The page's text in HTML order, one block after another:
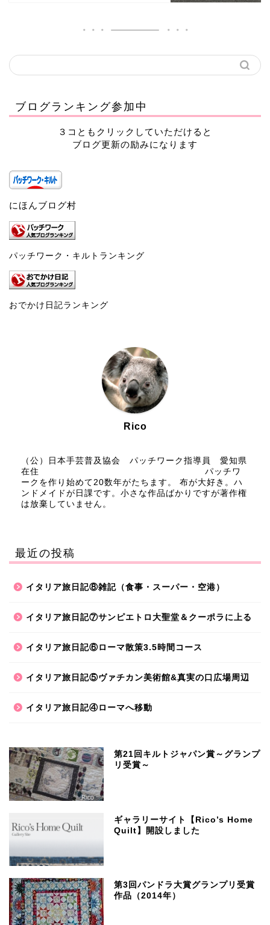
ブログランキング参加中
３コともクリックしていただけると
ブログ更新の励みになります
にほんブログ村
パッチワーク・キルトランキング
おでかけ日記ランキング
Rico
（公）日本手芸普及協会 パッチワーク指導員 愛知県
在住 パッチワ
ークを作り始めて20数年がたちます。 布が大好き。ハ
ンドメイドが日課です。小さな作品ばかりですが著作権
は放棄していません。
最近の投稿
イタリア旅日記⑧雑記（食事・スーパー・空港）
イタリア旅日記⑦サンピエトロ大聖堂＆クーポラに上る
イタリア旅日記⑥ローマ散策3.5時間コース
イタリア旅日記⑤ヴァチカン美術館&真実の口広場周辺
イタリア旅日記④ローマへ移動
第21回キルトジャパン賞～グランプ
リ受賞～
ギャラリーサイト【Rico’s Home
Quilt】開設しました
第3回パンドラ大賞グランプリ受賞
作品（2014年）